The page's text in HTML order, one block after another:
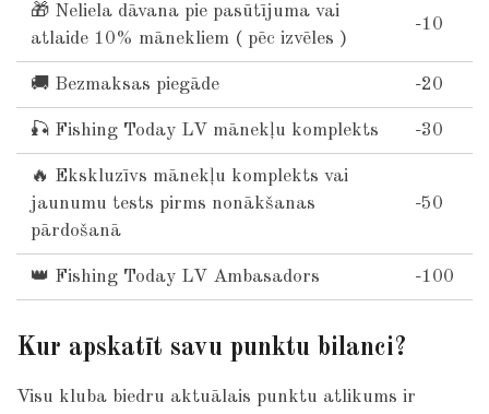
🎁 Neliela dāvana pie pasūtījuma vai
atlaide 10% mānekliem ( pēc izvēles )
-10
🚚 Bezmaksas piegāde -20
🎣 Fishing Today LV mānekļu komplekts -30
🔥 Ekskluzīvs mānekļu komplekts vai
jaunumu tests pirms nonākšanas
pārdošanā
-50
👑 Fishing Today LV Ambasadors -100
Kur apskatīt savu punktu bilanci?
Visu kluba biedru aktuālais punktu atlikums ir